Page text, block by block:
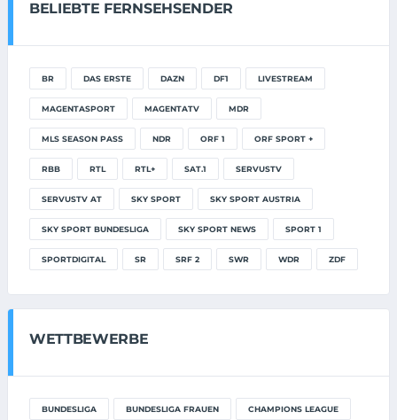
BELIEBTE FERNSEHSENDER
BR DAS ERSTE DAZN DF1 LIVESTREAM
MAGENTASPORT MAGENTATV MDR
MLS SEASON PASS NDR ORF 1 ORF SPORT +
RBB RTL RTL+ SAT.1 SERVUSTV
SERVUSTV AT SKY SPORT SKY SPORT AUSTRIA
SKY SPORT BUNDESLIGA SKY SPORT NEWS SPORT 1
SPORTDIGITAL SR SRF 2 SWR WDR ZDF
WETTBEWERBE
BUNDESLIGA BUNDESLIGA FRAUEN CHAMPIONS LEAGUE